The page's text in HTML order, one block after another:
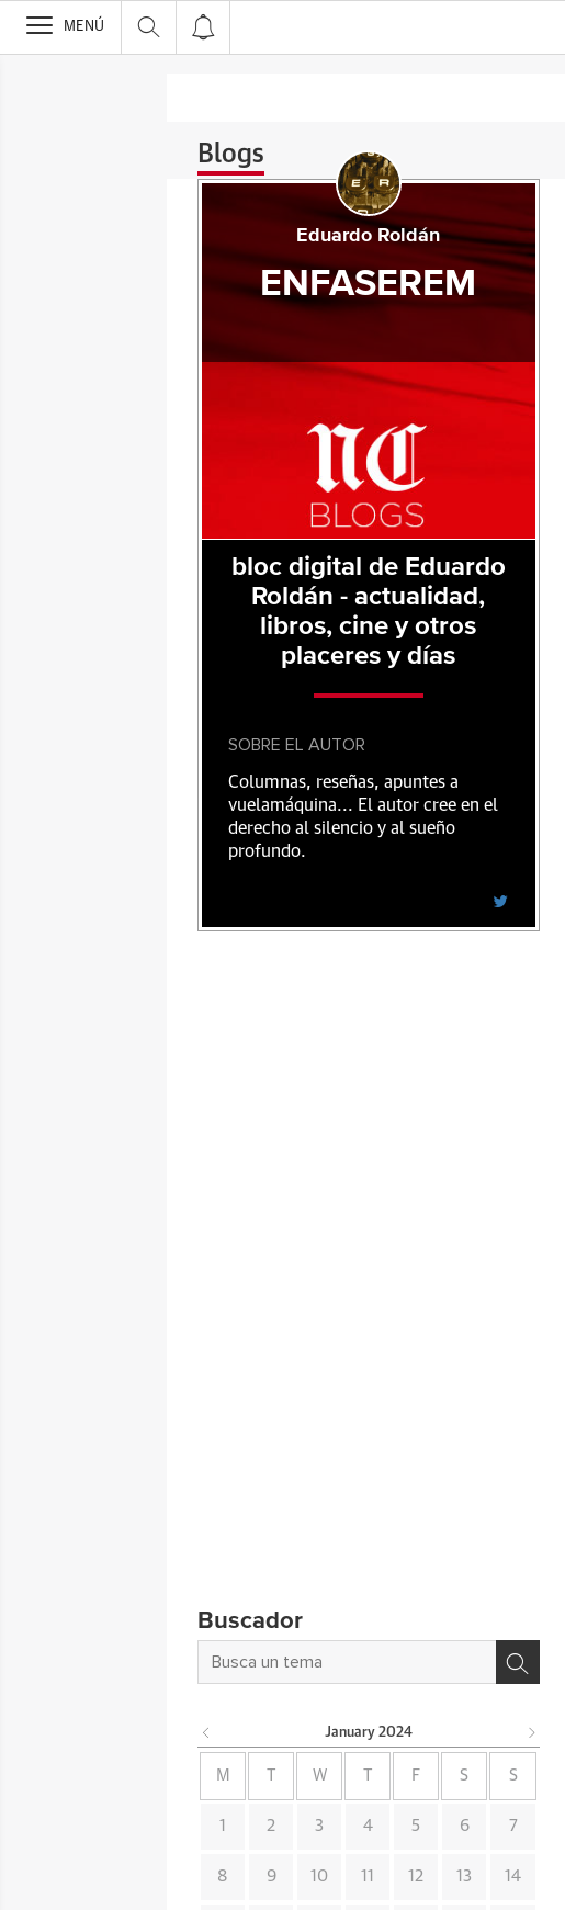
>
MENÚ
Blogs
Eduardo Roldán
ENFASEREM
bloc digital de Eduardo
Roldán - actualidad,
libros, cine y otros
placeres y días
SOBRE EL AUTOR
Columnas, reseñas, apuntes a
vuelamáquina... El autor cree en el
derecho al silencio y al sueño
profundo.
Buscador
January 2024
M W F S S
1 2 3 4 5 6 7
8 9 10 11 12 13 14